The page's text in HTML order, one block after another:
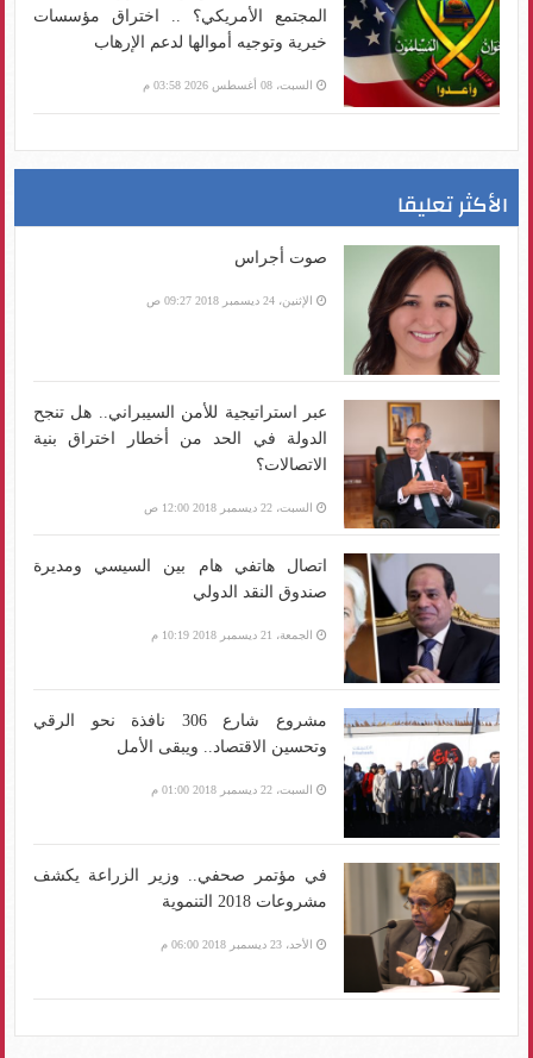
المجتمع الأمريكي؟ .. اختراق مؤسسات
خيرية وتوجيه أموالها لدعم الإرهاب
السبت، 08 أغسطس 2026 03:58 م
الأكثر تعليقا
صوت أجراس
الإثنين، 24 ديسمبر 2018 09:27 ص
عبر استراتيجية للأمن السيبراني.. هل تنجح
الدولة في الحد من أخطار اختراق بنية
الاتصالات؟
السبت، 22 ديسمبر 2018 12:00 ص
اتصال هاتفي هام بين السيسي ومديرة
صندوق النقد الدولي
الجمعة، 21 ديسمبر 2018 10:19 م
مشروع شارع 306 نافذة نحو الرقي
وتحسين الاقتصاد.. ويبقى الأمل
السبت، 22 ديسمبر 2018 01:00 م
في مؤتمر صحفي.. وزير الزراعة يكشف
مشروعات 2018 التنموية
الأحد، 23 ديسمبر 2018 06:00 م